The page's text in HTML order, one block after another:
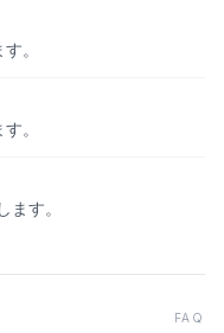
。
。
す。
FAQ